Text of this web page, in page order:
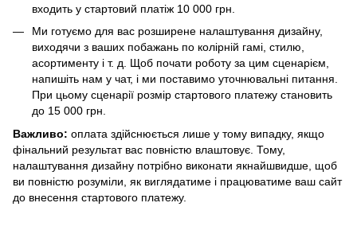
входить у стартовий платіж 10 000 грн.
Ми готуємо для вас розширене налаштування дизайну,
виходячи з ваших побажань по колірній гамі, стилю,
асортименту і т. д. Щоб почати роботу за цим сценарієм,
напишіть нам у чат, і ми поставимо уточнювальні питання.
При цьому сценарії розмір стартового платежу становить
до 15 000 грн.
Важливо: оплата здійснюється лише у тому випадку, якщо
фінальний результат вас повністю влаштовує. Тому,
налаштування дизайну потрібно виконати якнайшвидше, щоб
ви повністю розуміли, як виглядатиме і працюватиме ваш сайт
до внесення стартового платежу.